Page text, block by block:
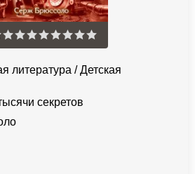
литература /Детская
секретов